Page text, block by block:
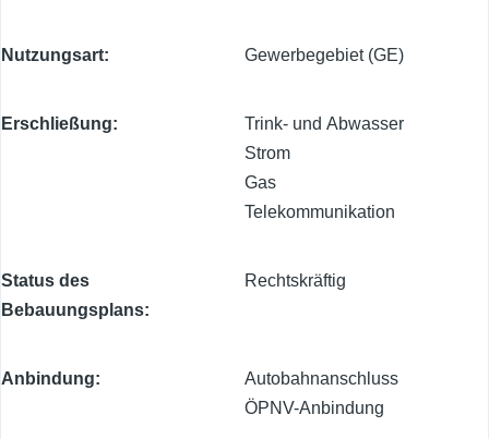
Nutzungsart Gewerbegebiet (GE)
Erschließung
Trink- und Abwasser
Strom
Gas
Telekommunikation
Status des
Bebauungsplans
Rechtskräftig
Anbindung
Autobahnanschluss
ÖPNV-Anbindung